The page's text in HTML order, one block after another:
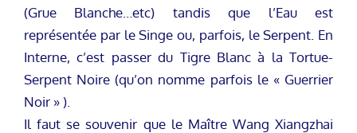
(Grue Blanche…etc) tandis que l’Eau est
représentée par le Singe ou, parfois, le Serpent. En
Interne, c’est passer du Tigre Blanc à la Tortue-
Serpent Noire (qu’on nomme parfois le « Guerrier
Noir » ).
Il faut se souvenir que le Maître Wang Xiangzhai